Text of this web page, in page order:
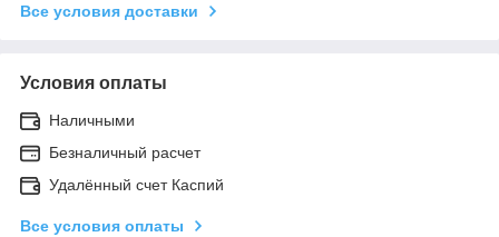
Все условия доставки
Условия оплаты
Наличными
Безналичный расчет
Удалённый счет Каспий
Все условия оплаты